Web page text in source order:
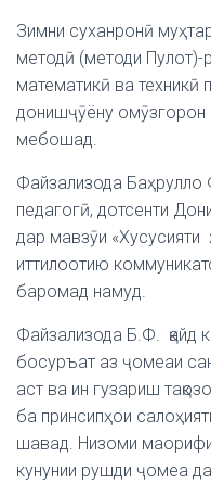
Зимни суханронӣ
методӣ (методи
математикӣ ва техникӣ
донишҷӯёну
мебошад.
Файзализода
педагогӣ, дотсенти
дар мавзӯи «Хусусияти
иттилоотию
баромад намуд.
Файзализода Б.Ф. қайд
босуръат аз ҷомеаи
аст ва ин гузариш
ба принсипҳои
шавад. Низоми
кунунии рушди ҷомеа